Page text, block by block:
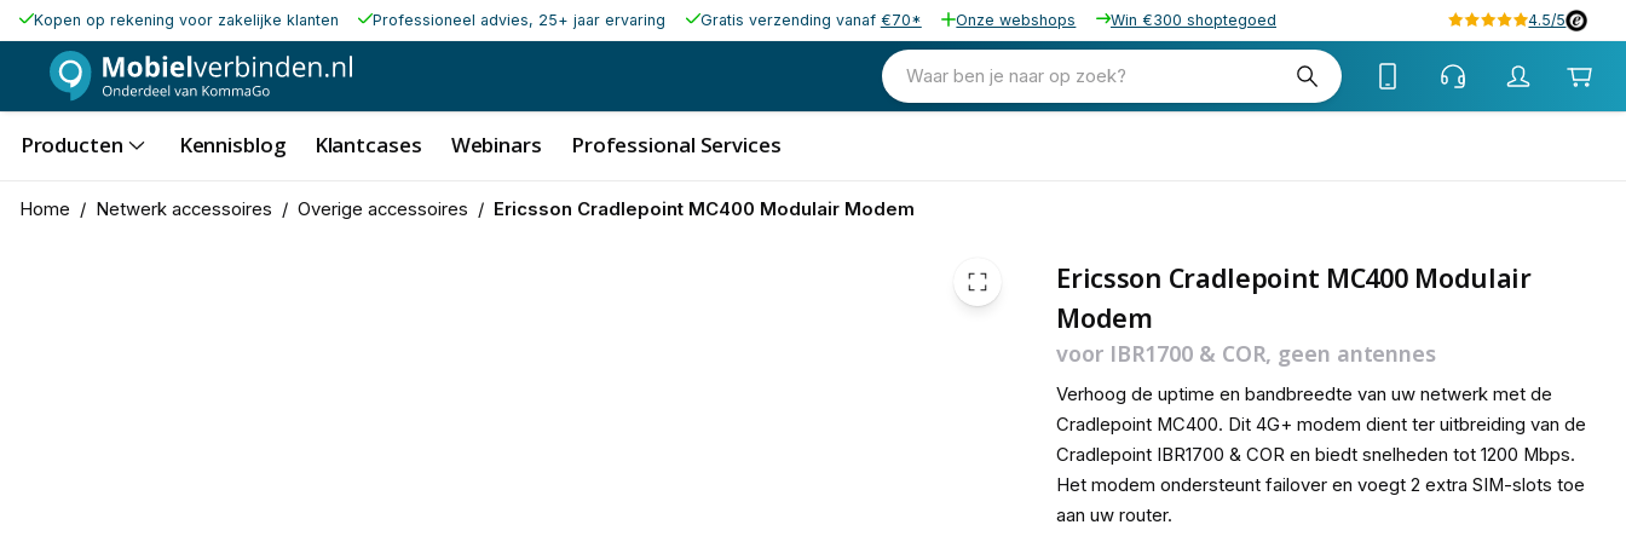
Kopen op rekening voor zakelijke klanten Professioneel advies, 25+ jaar ervaring Gratis verzending vanaf €70* Onze webshops Win €300 shoptegoed 4.5/5
Waar ben je naar op zoek?
Producten Kennisblog Klantcases Webinars Professional Services
Home / Netwerk accessoires / Overige accessoires / Ericsson Cradlepoint MC400 Modulair Modem
Ericsson Cradlepoint MC400 Modulair
Modem
voor IBR1700 & COR, geen antennes
Verhoog de uptime en bandbreedte van uw netwerk met de
Cradlepoint MC400. Dit 4G+ modem dient ter uitbreiding van de
Cradlepoint IBR1700 & COR en biedt snelheden tot 1200 Mbps.
Het modem ondersteunt failover en voegt 2 extra SIM-slots toe
aan uw router.
654,40 excl. btw
791,82 incl. btw